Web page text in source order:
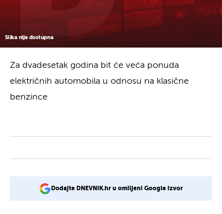
Slika nije dostupna
Za dvadesetak godina bit će veća ponuda
električnih automobila u odnosu na klasične
benzince
Dodajte DNEVNIK.hr u omiljeni Google izvor